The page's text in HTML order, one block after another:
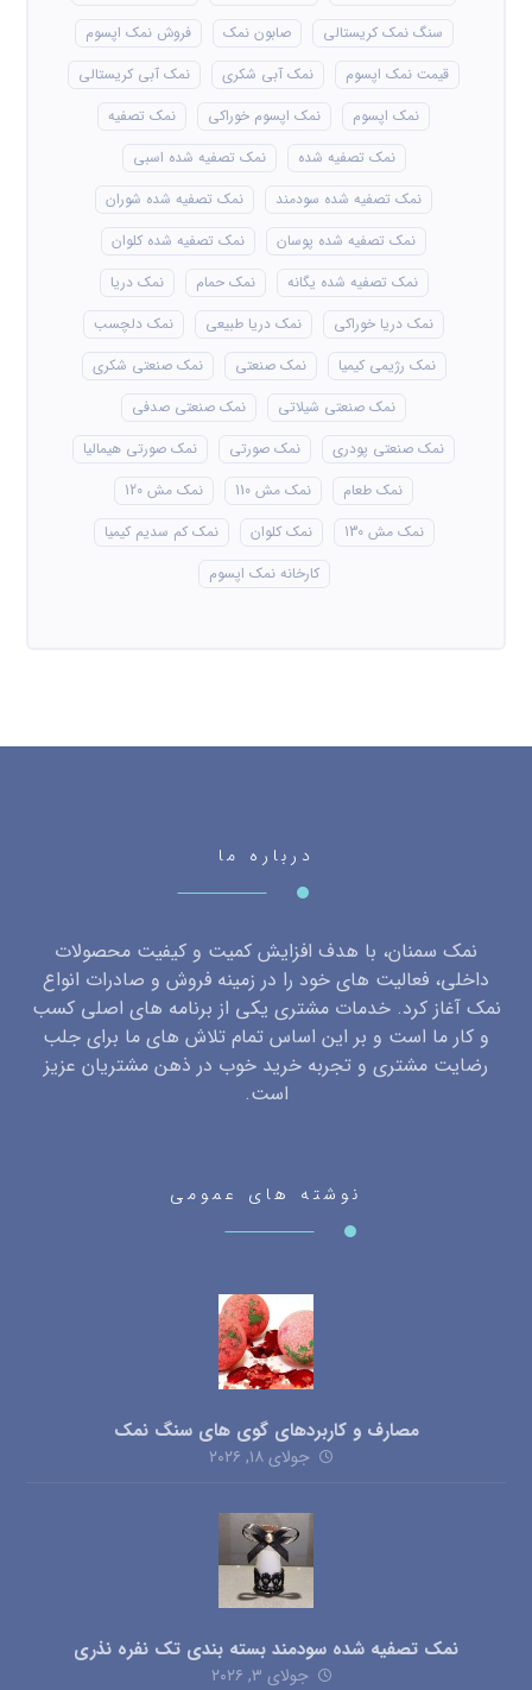
سنگ نمک کریستالی
صابون نمک
فروش نمک اپسوم
قیمت نمک اپسوم
نمک آبی شکری
نمک آبی کریستالی
نمک اپسوم
نمک اپسوم خوراکی
نمک تصفیه
نمک تصفیه شده
نمک تصفیه شده اسبی
نمک تصفیه شده سودمند
نمک تصفیه شده شوران
نمک تصفیه شده پوسان
نمک تصفیه شده کلوان
نمک تصفیه شده یگانه
نمک حمام
نمک دریا
نمک دریا خوراکی
نمک دریا طبیعی
نمک دلچسب
نمک رژیمی کیمیا
نمک صنعتی
نمک صنعتی شکری
نمک صنعتی شیلاتی
نمک صنعتی صدفی
نمک صنعتی پودری
نمک صورتی
نمک صورتی هیمالیا
نمک طعام
نمک مش 110
نمک مش 120
نمک مش 130
نمک کلوان
نمک کم سدیم کیمیا
کارخانه نمک اپسوم
درباره ما
نمک سمنان، با هدف افزایش کمیت و کیفیت محصولات
داخلی، فعالیت های خود را در زمینه فروش و صادرات انواع
نمک آغاز کرد. خدمات مشتری یکی از برنامه های اصلی کسب
و کار ما است و بر این اساس تمام تلاش های ما برای جلب
رضایت مشتری و تجربه خرید خوب در ذهن مشتریان عزیز
است.
نوشته های عمومی
مصارف و کاربردهای گوی های سنگ نمک
جولای ۱۸, ۲۰۲۶
نمک تصفیه شده سودمند بسته بندی تک نفره نذری
جولای ۳, ۲۰۲۶